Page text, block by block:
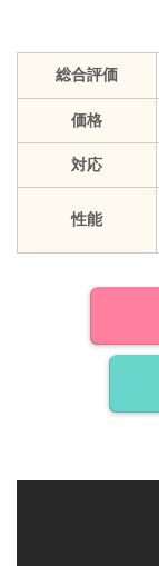
総合評価
価格
対応
性能